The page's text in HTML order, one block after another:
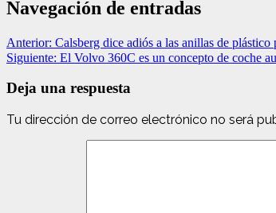
Navegación de entradas
Anterior: Calsberg dice adiós a las anillas de
Siguiente: El Volvo 360C es un concepto de coche
Deja una respuesta
Tu dirección de correo electrónico no será